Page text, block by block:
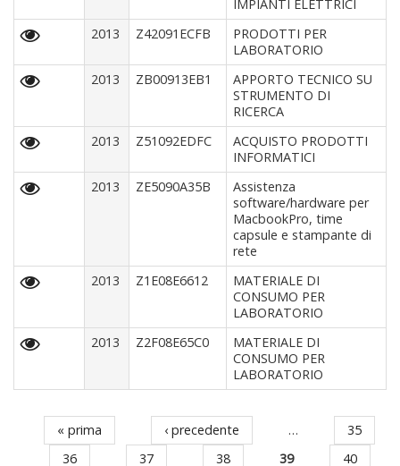
IMPIANTI ELETTRICI
2013
Z42091ECFB
PRODOTTI PER
LABORATORIO
2013
ZB00913EB1
APPORTO TECNICO SU
STRUMENTO DI
RICERCA
2013
Z51092EDFC
ACQUISTO PRODOTTI
INFORMATICI
2013
ZE5090A35B
Assistenza
software/hardware per
MacbookPro, time
capsule e stampante di
rete
2013
Z1E08E6612
MATERIALE DI
CONSUMO PER
LABORATORIO
2013
Z2F08E65C0
MATERIALE DI
CONSUMO PER
LABORATORIO
Pagine
« prima ‹ precedente …
35
36
37 38 39 40